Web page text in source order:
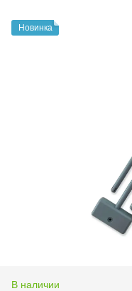
Новинка
В наличии